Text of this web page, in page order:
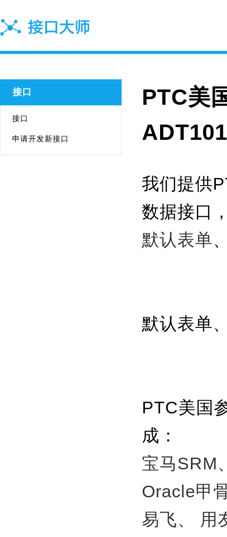
接口
接口
申请开发新接口
PTC美
我们提供
数据接口
默认表单
默认表单
PTC美国
成：
宝马SRM
Oracle甲
易飞、
用